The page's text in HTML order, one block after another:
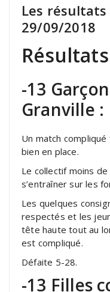
Les
29/09/2018
-13
Granville :
Un match
bien en place.
Le collectif moins
s’entraîner sur les
Les quelques
respectés et les
tête haute tout au
est compliqué.
Défaite 5-28.
-13 Filles